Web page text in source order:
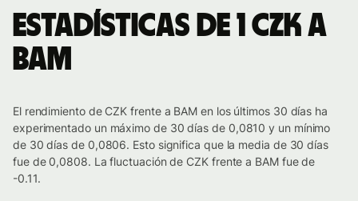
Estadísticas de 1 CZK a
BAM
El rendimiento de CZK frente a BAM en los últimos 30 días ha
experimentado un máximo de 30 días de 0,0810 y un mínimo
de 30 días de 0,0806. Esto significa que la media de 30 días
fue de 0,0808. La fluctuación de CZK frente a BAM fue de
-0.11.